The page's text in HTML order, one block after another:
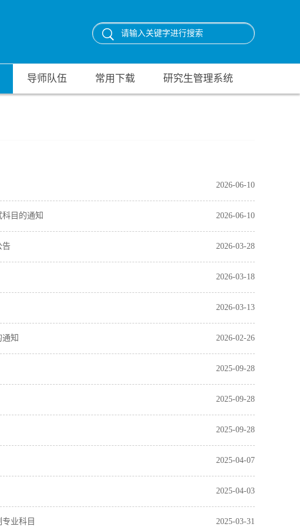
导师队伍 常用下载 研究生管理系统
2026-06-10
2026-06-10
目的通知
2026-03-28
告
2026-03-18
2026-03-13
2026-02-26
知
2025-09-28
2025-09-28
2025-09-28
2025-04-07
2025-04-03
2025-03-31
业科目